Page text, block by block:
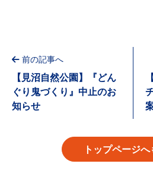
前の記事へ
【見沼自然公園】『どん
ぐり鬼づくり』中止のお
知らせ
トップページ